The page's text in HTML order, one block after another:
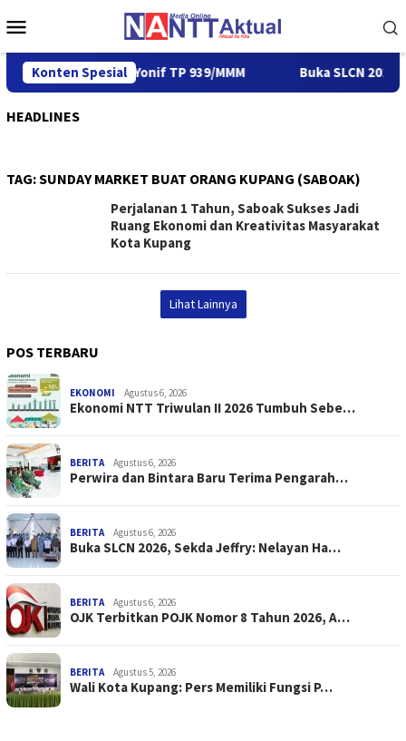
ke
Mobile
Konten Spesial
Perkuat Yonif TP 939/MMM Buka SLCN 2026, Sekda
HEADLINES
TAG:SUNDAY MARKET BUAT ORANG KUPANG (SABOAK)
Perjalanan 1 Tahun, Saboak Sukses Jadi
Ruang Ekonomi dan Kreativitas Masyarakat
Kota Kupang
Lihat Lainnya
POS TERBARU
EKONOMI Agustus 6, 2026
Ekonomi NTT Triwulan II 2026 Tumbuh Sebe…
BERITA Agustus 6, 2026
Perwira dan Bintara Baru Terima Pengarah…
BERITA Agustus 6, 2026
Buka SLCN 2026, Sekda Jeffry: Nelayan Ha…
BERITA Agustus 6, 2026
OJK Terbitkan POJK Nomor 8 Tahun 2026, A…
BERITA Agustus 5, 2026
Wali Kota Kupang: Pers Memiliki Fungsi P…